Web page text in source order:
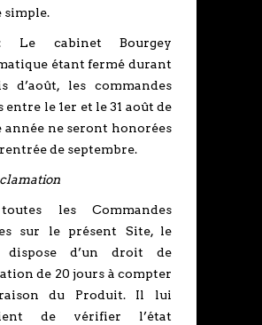
simple.
Le cabinet Bourgey
étant fermé durant
d’août, les commandes
entre le 1er et le 31 août de
année ne seront honorées
rentrée de septembre.
les Commandes
sur le présent Site, le
dispose d’un droit de
de 20 jours à compter
du Produit. Il lui
de vérifier l’état